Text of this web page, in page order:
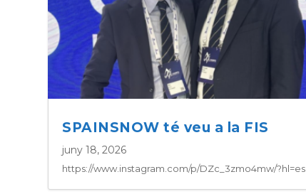
SPAINSNOW té veu a la FIS
juny 18, 2026
https://www.instagram.com/p/DZc_3zmo4mw/?hl=es